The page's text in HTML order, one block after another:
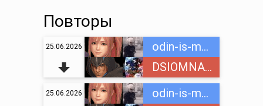
Повторы
25.06.2026
odin-is-mnogih
DSIOMNAINC
25.06.2026
odin-is-mnogih